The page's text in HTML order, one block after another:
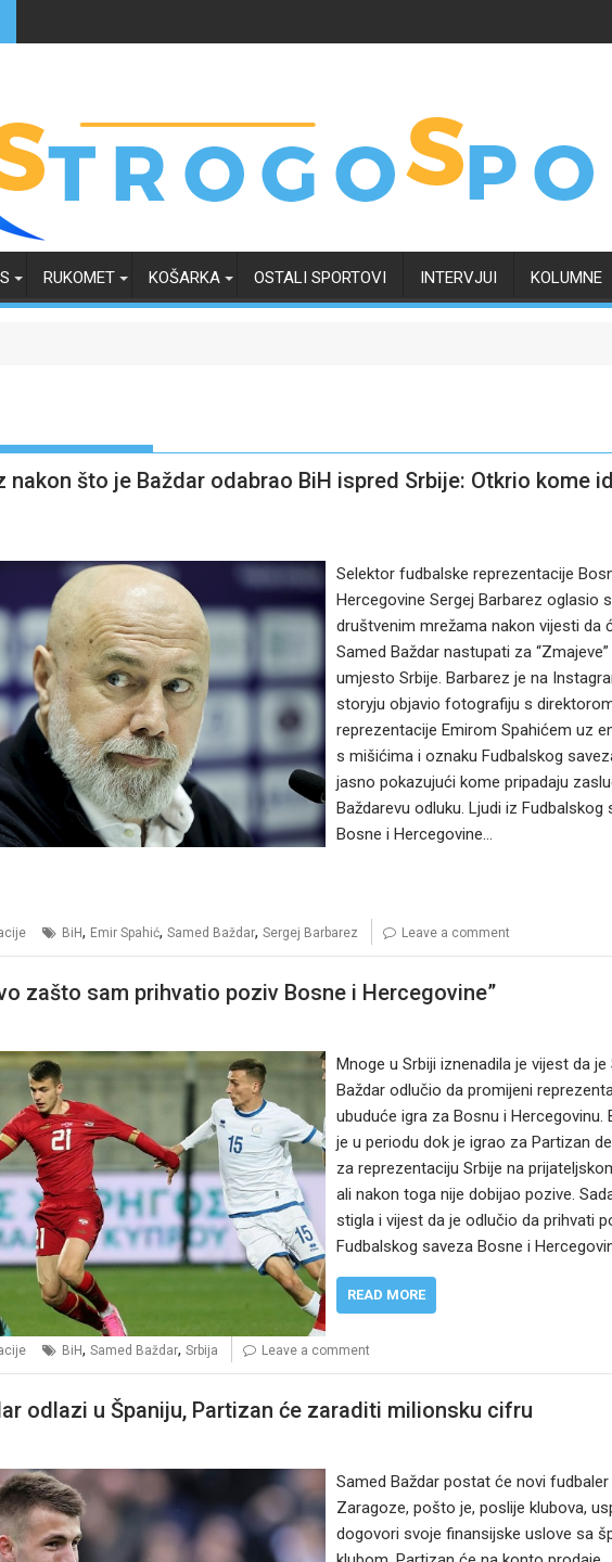
RUKOMET KOŠARKA OSTALI SPORTOVI INTERVJUI KOLUMNE
nakon što je Baždar odabrao BiH ispred Srbije: Otkrio kome
Selektor fudbalske reprezentacije
Hercegovine Sergej Barbarez oglasio
društvenim mrežama nakon vijesti da
Samed Baždar nastupati za “Zmajeve”
umjesto Srbije. Barbarez je na
storyju objavio fotografiju s
reprezentacije Emirom Spahićem uz
s mišićima i oznaku Fudbalskog
jasno pokazujući kome pripadaju
Baždarevu odluku. Ljudi iz Fudbalskog
Bosne i Hercegovine…
BiH, Emir Spahić, Samed Baždar, Sergej Barbarez Leave a comment
zašto sam prihvatio poziv Bosne i Hercegovine”
Mnoge u Srbiji iznenadila je vijest da je
Baždar odlučio da promijeni
ubuduće igra za Bosnu i Hercegovinu.
je u periodu dok je igrao za Partizan
za reprezentaciju Srbije na
ali nakon toga nije dobijao pozive.
stigla i vijest da je odlučio da prihvati
Fudbalskog saveza Bosne i
READ MORE
BiH, Samed Baždar, Srbija Leave a comment
odlazi u Španiju, Partizan će zaraditi milionsku cifru
Samed Baždar postat će novi fudbaler
Zaragoze, pošto je, poslije klubova,
dogovori svoje finansijske uslove sa